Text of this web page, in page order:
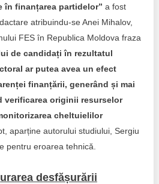
locale
în finanțarea partidelor” a fost
atribuindu-se Anei Mihalov,
FES în Republica Moldova fraza
de candidați în rezultatul
ar putea avea un efect
finanțării, generând și mai
verificarea originii resurselor
cheltuielilor
aparține autorului studiului, Sergiu
pentru eroarea tehnică.
desfășurării